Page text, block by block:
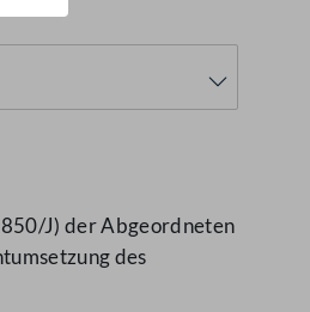
J) der Abgeordneten
des